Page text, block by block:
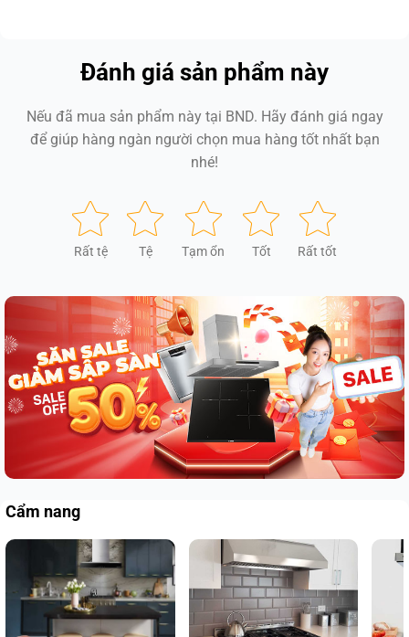
Đánh giá sản phẩm này
Nếu đã mua sản phẩm này tại BND. Hãy đánh giá ngay
để giúp hàng ngàn người chọn mua hàng tốt nhất bạn
nhé!
Rất tệ Tệ Tạm ổn Tốt Rất tốt
Cẩm nang